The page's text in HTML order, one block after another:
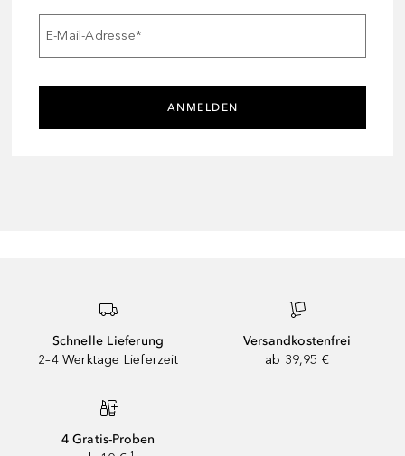
E-Mail-Adresse*
ANMELDEN
Schnelle Lieferung
2–4 Werktage Lieferzeit
Versandkostenfrei
ab 39,95 €
4 Gratis-Proben